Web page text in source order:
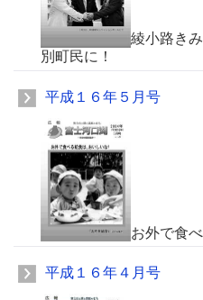
綾小路き
別町民に！
平成１６年５月号
お外で食
平成１６年４月号